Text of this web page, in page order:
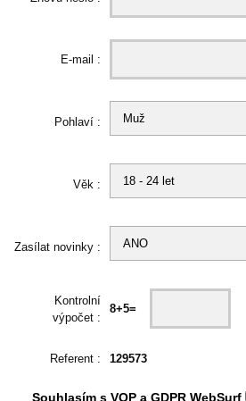
E-mail :
Pohlaví :
Věk :
Zasílat novinky :
Kontrolní
výpočet :
8+5=
Referent : 129573
Souhlasím s VOPa GDPRWebSurf